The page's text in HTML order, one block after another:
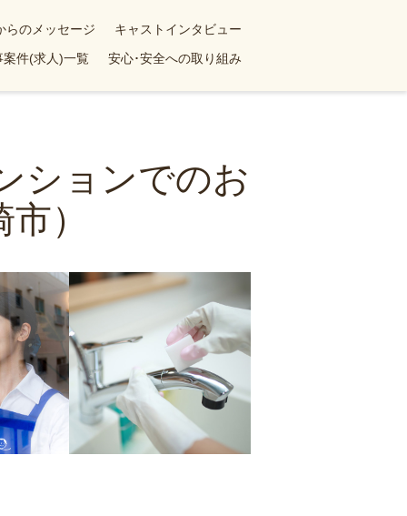
らのメッセージ
キャストインタビュー
案件(求人)一覧 安心･安全への取り組み
ションでのお
）